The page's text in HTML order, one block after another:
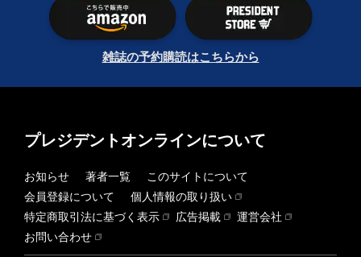
雑誌の予約購読はこちらから
プレジデントオンラインについて
お知らせ 著者一覧
このサイトについて
会員登録について
個人情報の取り扱い
特定商取引法に基づく表示
広告掲載
運営会社
お問い合わせ